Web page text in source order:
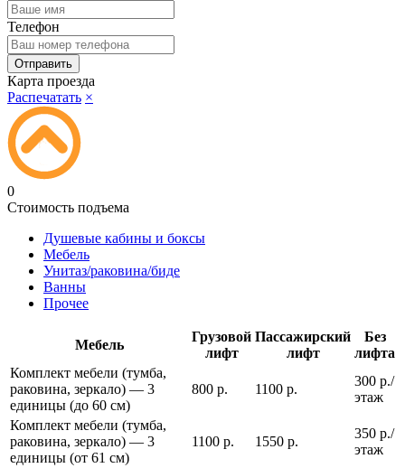
Телефон
Карта проезда
Распечатать ×
0
Стоимость подъема
Душевые кабины и боксы
Мебель
Унитаз/раковина/биде
Ванны
Прочее
Мебель
Грузовой
лифт
Пассажирский
лифт
Без
лифта
Комплект мебели (тумба,
раковина, зеркало) — 3
единицы (до 60 см)
800 р. 1100 р.
300 р./
этаж
Комплект мебели (тумба,
раковина, зеркало) — 3
единицы (от 61 см)
1100 р. 1550 р.
350 р./
этаж